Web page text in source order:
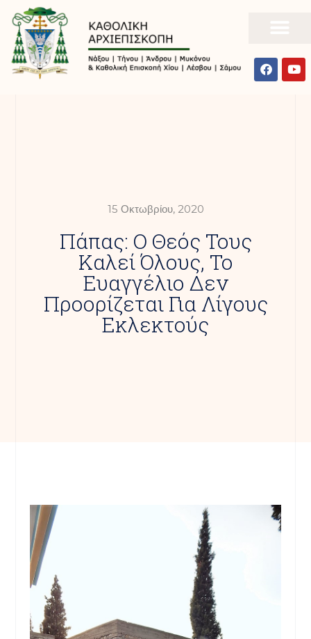
15 Οκτωβρίου, 2020
Πάπας: Ο Θεός Τους
Καλεί Όλους, Το
Ευαγγέλιο Δεν
Προορίζεται Για Λίγους
Εκλεκτούς